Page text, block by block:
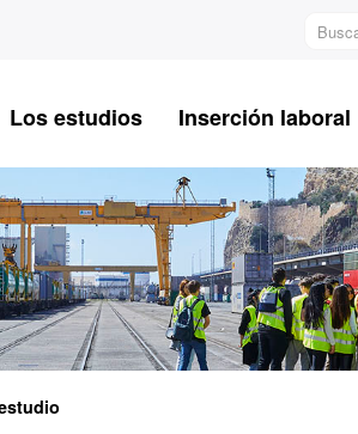
Buscar
Los estudios Inserción laboral